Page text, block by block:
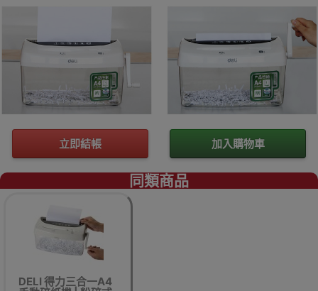
立即結帳 加入購物車
同類商品
DELI 得力三合一A4